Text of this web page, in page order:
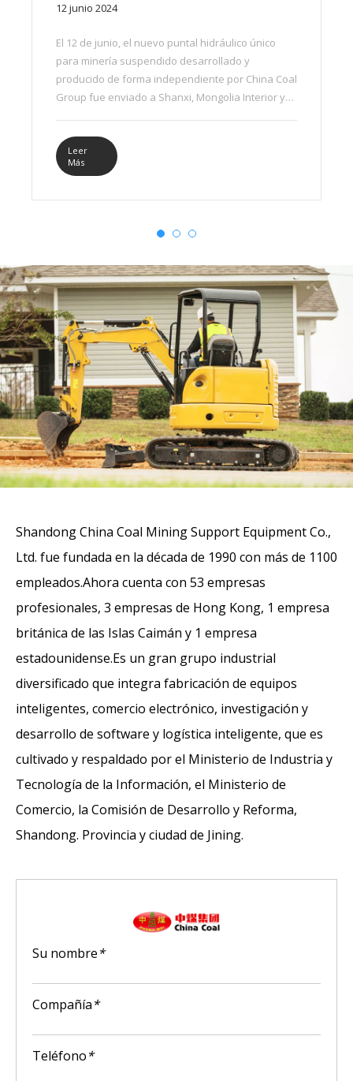
12 junio 2024
El 12 de junio, el nuevo puntal hidráulico único
para minería suspendido desarrollado y
producido de forma independiente por China Coal
Group fue enviado a Shanxi, Mongolia Interior y
frenesí de ventas.
Leer
Más
Shandong China Coal Mining Support Equipment Co.,
Ltd. fue fundada en la década de 1990 con más de 1100
empleados.Ahora cuenta con 53 empresas
profesionales, 3 empresas de Hong Kong, 1 empresa
británica de las Islas Caimán y 1 empresa
estadounidense.Es un gran grupo industrial
diversificado que integra fabricación de equipos
inteligentes, comercio electrónico, investigación y
desarrollo de software y logística inteligente, que es
cultivado y respaldado por el Ministerio de Industria y
Tecnología de la Información, el Ministerio de
Comercio, la Comisión de Desarrollo y Reforma,
Shandong. Provincia y ciudad de Jining.
*
Su nombre
*
Compañía
*
Teléfono